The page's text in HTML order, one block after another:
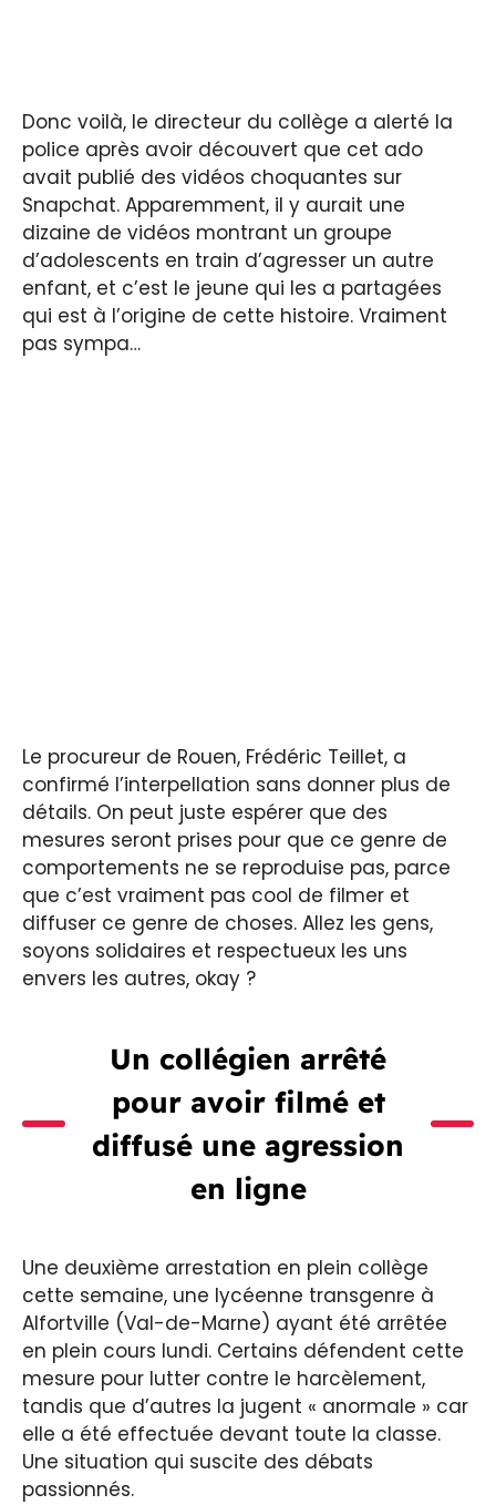
Donc voilà, le directeur du collège a alerté la
police après avoir découvert que cet ado
avait publié des vidéos choquantes sur
Snapchat. Apparemment, il y aurait une
dizaine de vidéos montrant un groupe
d’adolescents en train d’agresser un autre
enfant, et c’est le jeune qui les a partagées
qui est à l’origine de cette histoire. Vraiment
pas sympa…
Le procureur de Rouen, Frédéric Teillet, a
confirmé l’interpellation sans donner plus de
détails. On peut juste espérer que des
mesures seront prises pour que ce genre de
comportements ne se reproduise pas, parce
que c’est vraiment pas cool de filmer et
diffuser ce genre de choses. Allez les gens,
soyons solidaires et respectueux les uns
envers les autres, okay ?
Un collégien arrêté
pour avoir filmé et
diffusé une agression
en ligne
Une deuxième arrestation en plein collège
cette semaine, une lycéenne transgenre à
Alfortville (Val-de-Marne) ayant été arrêtée
en plein cours lundi. Certains défendent cette
mesure pour lutter contre le harcèlement,
tandis que d’autres la jugent « anormale » car
elle a été effectuée devant toute la classe.
Une situation qui suscite des débats
passionnés.